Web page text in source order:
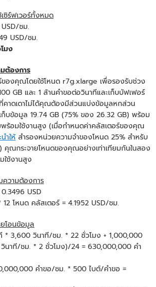
ซิร์ฟเวอร์ทั้งหมด
ชม.
USD/ชม.
มง
ต้องการ
องคุณโดยใช้โหนด r7g.xlarge เพื่อรองรับช่วง
GB และ 1 ล้านคําขอต่อวินาทีและเก็บบัฟเฟอร์
าดเดาไม่ได้คุณต้องมีส่วนแบ่งข้อมูลหกส่วน
บข้อมูล 19.74 GB (75% ของ 26.32 GB) พร้อม
ร้อมใช้งานสูง (เมื่อกําหนดค่าคลัสเตอร์ของคุณ
าให้ สํารองหน่วยความจําของโหนด 25% สําหรับ
) คุณกระจายโหนดของคุณอย่างเท่าเทียมกันในสอง
ใช้งานสูง
ความต้องการ
USD
โหนด คลัสเตอร์ = 4.1952 USD/ชม.
โอนข้อมูล
* 3,600 วินาที/ชม. * 22 ชั่วโมง + 1,000,000
นาที/ชม. * 2 ชั่วโมง)/24 = 630,000,000 คํา
คําขอ/ชม. * 500 ไบต์/คําขอ =